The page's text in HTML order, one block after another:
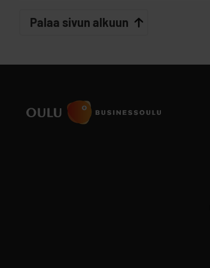
Palaa sivun alkuun